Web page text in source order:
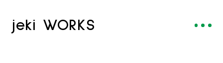
jeki WORKS